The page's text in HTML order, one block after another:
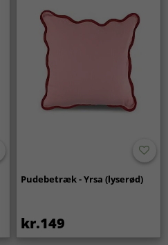
Pudebetræk - Yrsa (lyserød)
kr.149